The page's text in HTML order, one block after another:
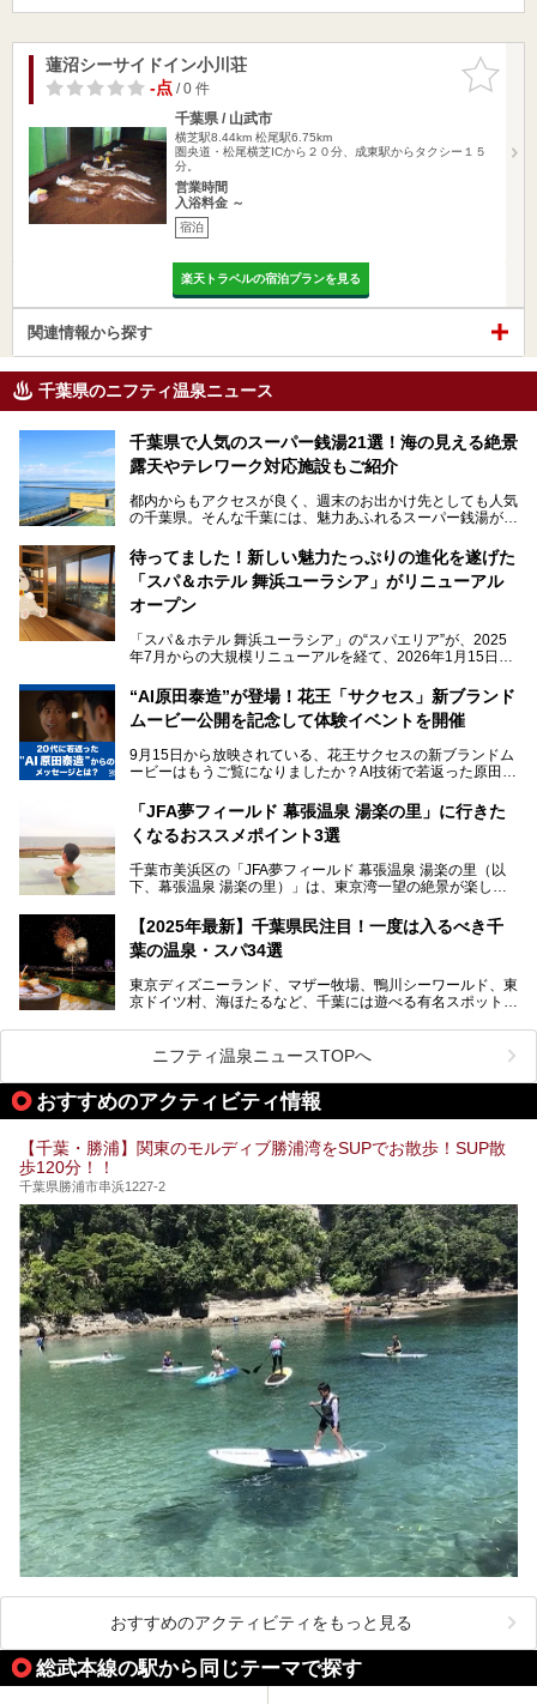
お気に入
りに追加
蓮沼シーサイドイン小川荘
-点/ 0 件
千葉県 / 山武市
横芝駅8.44km 松尾駅6.75km
圏央道・松尾横芝ICから２０分、成東駅からタクシー１５
分。
営業時間
入浴料金 ～
宿泊
楽天トラベルの宿泊プランを見る
関連情報から探す
千葉県のニフティ温泉ニュース
千葉県で人気のスーパー銭湯21選！海の見える絶景
露天やテレワーク対応施設もご紹介
都内からもアクセスが良く、週末のお出かけ先としても人気
の千葉県。そんな千葉には、魅力あふれるスーパー銭湯がた
「サウナでしっかりととのいたい」「海が見える絶景で非日
常を味わいたい」「子連れでも気兼ねなく1日過ごした
い」。
そんな多様なニーズに応える施設が揃っているため、その日
の目的に合った施設がきっと見つかるはずです。
さらに最近では、24時間営業で深夜まで滞在できる施設
や、テレワーク・コワーキングスペースを備えた仕事もでき
るスパも増えており、ただの入浴施設にとどまらない進化を
本記事では、人気スーパー銭湯から絶景施設、コワーキング
スペースや休憩スペースが充実した施設、子連れファミリー
向けの施設など、目的に合わせたおすすめの施設を紹介しま
す。
ださい。
待ってました！新しい魅力たっぷりの進化を遂げた
「スパ＆ホテル 舞浜ユーラシア」がリニューアル
オープン
「スパ＆ホテル 舞浜ユーラシア」の“スパエリア”が、2025
年7月からの大規模リニューアルを経て、2026年1月15日
新設エリアや生まれ変わった浴場・サウナの魅力を、人気キ
ャラクター「ユーラシわん」と一緒にご紹介します。必見の
───
提供元：SPA＆HOTEL舞浜ユーラシア【PR】
です。
“AI原田泰造”が登場！花王「サクセス」新ブランド
ムービー公開を記念して体験イベントを開催
9月15日から放映されている、花王サクセスの新ブランドム
ービーはもうご覧になりましたか？AI技術で若返った原田泰
伝えるムービーです。公開を記念して、スパメッツァおおた
か竜泉寺の湯にて体験イベントを開催。花王サクセスの製品
が無料で試せるチャンスです！
提供元：花王株式会社【PR】
この記事は花王株式会社商品のPRレポート記事です。
「JFA夢フィールド 幕張温泉 湯楽の里」に行きた
くなるおススメポイント3選
千葉市美浜区の「JFA夢フィールド 幕張温泉 湯楽の里（以
下、幕張温泉 湯楽の里）」は、東京湾一望の絶景が楽しめ
設備も天然温泉の露天風呂、サウナ、岩盤浴のほか、高濃度
炭酸泉、海の見えるお休み処や食事処、展望抜群の屋上ま
で、年代を問わずたっぷり楽しめます。
今回は人気のこの施設の中でも、特におススメしたい3つの
ポイントについて厳選してお届けします。読めばきっと、行
【2025年最新】千葉県民注目！一度は入るべき千
葉の温泉・スパ34選
東京ディズニーランド、マザー牧場、鴨川シーワールド、東
京ドイツ村、海ほたるなど、千葉には遊べる有名スポットが
県で生まれ、千葉県で育ち、つい最近まで千葉在住だった私
がお勧めする、一度は入るべき千葉の温泉・スパ34選をま
とめました。
ニフティ温泉ニュースTOPへ
おすすめのアクティビティ情報
【千葉・勝浦】関東のモルディブ勝浦湾をSUPでお散歩！SUP散
歩120分！！
千葉県勝浦市串浜1227-2
おすすめのアクティビティをもっと見る
総武本線の駅から同じテーマで探す